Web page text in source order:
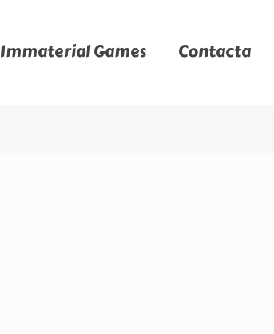
Immaterial Games Contacta